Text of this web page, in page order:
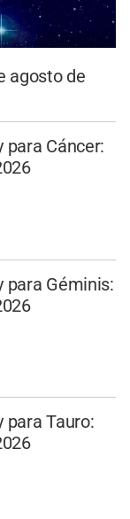
agosto de
para Cáncer:
para Géminis:
para Tauro: